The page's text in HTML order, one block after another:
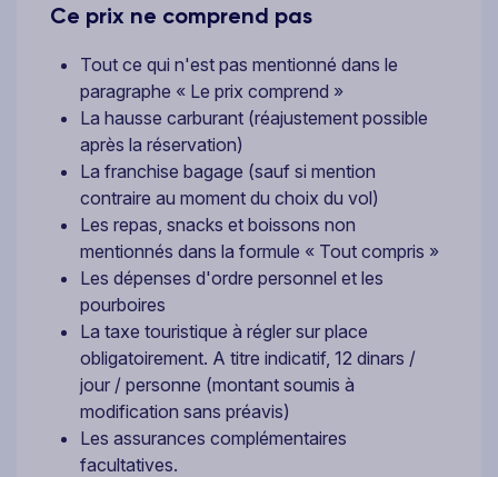
Ce prix ne comprend pas
Tout ce qui n'est pas mentionné dans le
paragraphe « Le prix comprend »
La hausse carburant (réajustement possible
après la réservation)
La franchise bagage (sauf si mention
contraire au moment du choix du vol)
Les repas, snacks et boissons non
mentionnés dans la formule « Tout compris »
Les dépenses d'ordre personnel et les
pourboires
La taxe touristique à régler sur place
obligatoirement. A titre indicatif, 12 dinars /
jour / personne (montant soumis à
modification sans préavis)
Les assurances complémentaires
facultatives.